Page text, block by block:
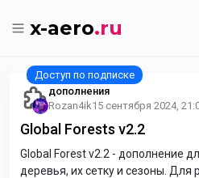
x-aero.ru
дополнения
Rozan4ik15 сентября 2024,
Global Forests v2.2
Global Forest v2.2 - дополнение
деревья, их сетку и сезоны. Для